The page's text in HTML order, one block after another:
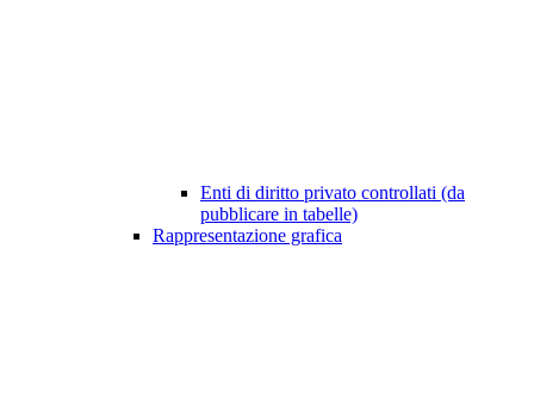
Enti di diritto privato controllati (da
pubblicare in tabelle)
Rappresentazione grafica